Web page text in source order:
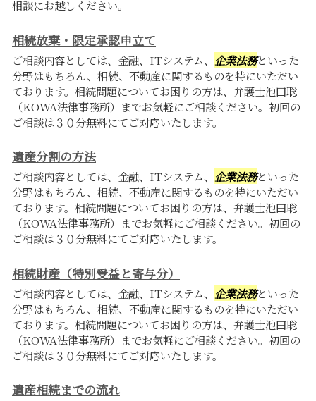
相談にお越しください。
相続放棄・限定承認申立て
ご相談内容としては、金融、ITシステム、 企業法務といった
分野はもちろん、相続、不動産に関するものを特にいただい
ております。相続問題についてお困りの方は、弁護士池田聡
（KOWA法律事務所）までお気軽にご相談ください。初回の
ご相談は３０分無料にてご対応いたします。
遺産分割の方法
ご相談内容としては、金融、ITシステム、 企業法務といった
分野はもちろん、相続、不動産に関するものを特にいただい
ております。相続問題についてお困りの方は、弁護士池田聡
（KOWA法律事務所）までお気軽にご相談ください。初回の
ご相談は３０分無料にてご対応いたします。
相続財産（特別受益と寄与分）
ご相談内容としては、金融、ITシステム、 企業法務といった
分野はもちろん、相続、不動産に関するものを特にいただい
ております。相続問題についてお困りの方は、弁護士池田聡
（KOWA法律事務所）までお気軽にご相談ください。初回の
ご相談は３０分無料にてご対応いたします。
遺産相続までの流れ